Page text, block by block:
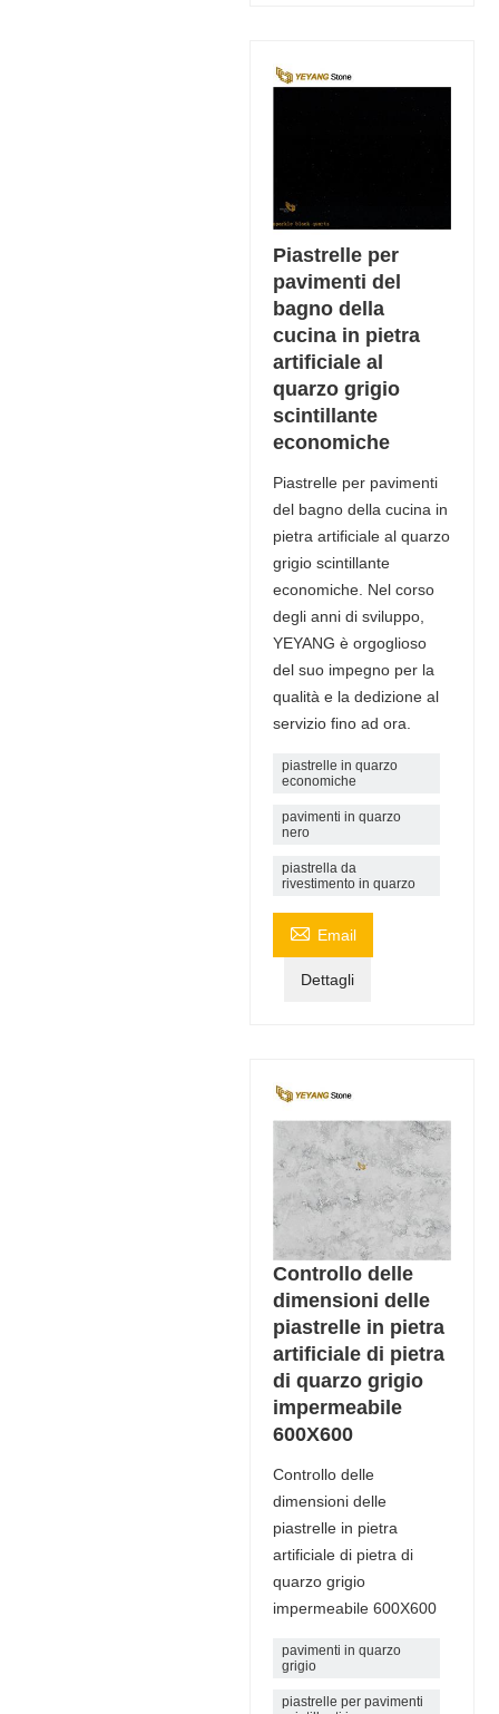
Piastrelle per
pavimenti del
bagno della
cucina in pietra
artificiale al
quarzo grigio
scintillante
economiche
Piastrelle per pavimenti
del bagno della cucina in
pietra artificiale al quarzo
grigio scintillante
economiche. Nel corso
degli anni di sviluppo,
YEYANG è orgoglioso
del suo impegno per la
qualità e la dedizione al
servizio fino ad ora.
piastrelle in quarzo
economiche
pavimenti in quarzo
nero
piastrella da
rivestimento in quarzo
 Email
Dettagli
Controllo delle
dimensioni delle
piastrelle in pietra
artificiale di pietra
di quarzo grigio
impermeabile
600X600
Controllo delle
dimensioni delle
piastrelle in pietra
artificiale di pietra di
quarzo grigio
impermeabile 600X600
pavimenti in quarzo
grigio
piastrelle per pavimenti